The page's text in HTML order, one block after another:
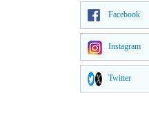
Facebook
Instagram
Twitter